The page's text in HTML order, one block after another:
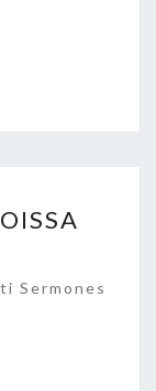
Sermones